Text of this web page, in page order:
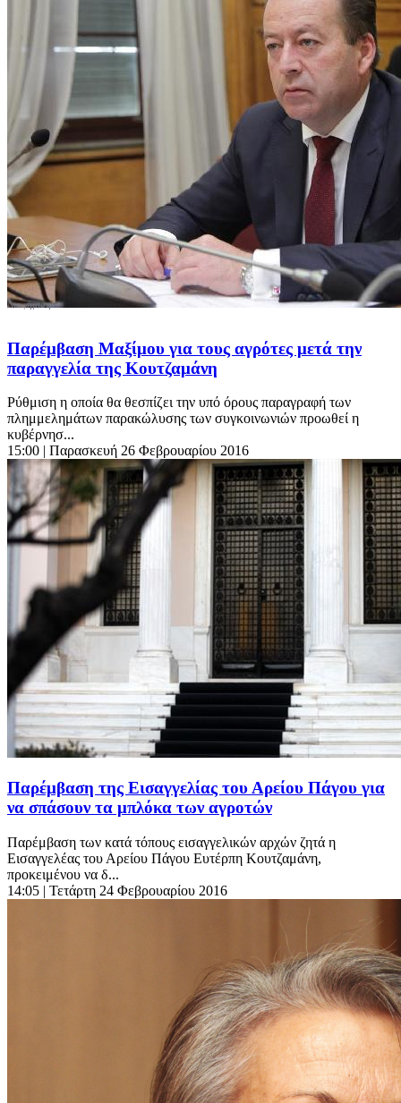
Παρέμβαση Μαξίμου για τους αγρότες μετά την
παραγγελία της Κουτζαμάνη
Ρύθμιση η οποία θα θεσπίζει την υπό όρους παραγραφή των
πλημμελημάτων παρακώλυσης των συγκοινωνιών προωθεί η
κυβέρνησ...
15:00 | Παρασκευή 26 Φεβρουαρίου 2016
Παρέμβαση της Εισαγγελίας του Αρείου Πάγου για
να σπάσουν τα μπλόκα των αγροτών
Παρέμβαση των κατά τόπους εισαγγελικών αρχών ζητά η
Εισαγγελέας του Αρείου Πάγου Ευτέρπη Κουτζαμάνη,
προκειμένου να δ...
14:05 | Τετάρτη 24 Φεβρουαρίου 2016